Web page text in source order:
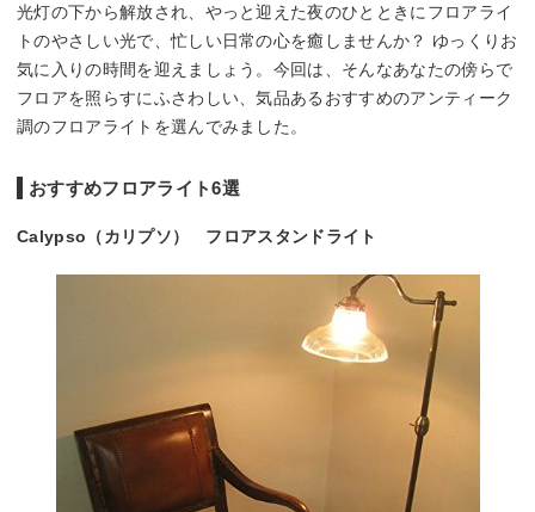
光灯の下から解放され、やっと迎えた夜のひとときにフロアライ
トのやさしい光で、忙しい日常の心を癒しませんか？ ゆっくりお
気に入りの時間を迎えましょう。今回は、そんなあなたの傍らで
フロアを照らすにふさわしい、気品あるおすすめのアンティーク
調のフロアライトを選んでみました。
おすすめフロアライト6選
Calypso（カリプソ） フロアスタンドライト